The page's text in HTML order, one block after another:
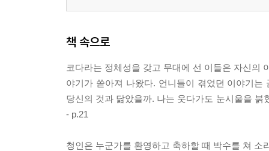
책 속으로
코다라는 정체성을 갖고 무대에 선 이들은 자신의
야기가 쏟아져 나왔다. 언니들이 겪었던 이야기
당신의 것과 닮았을까. 나는 웃다가도 눈시울을
- p.21
청인은 누군가를 환영하고 축하할 때 박수를 쳐